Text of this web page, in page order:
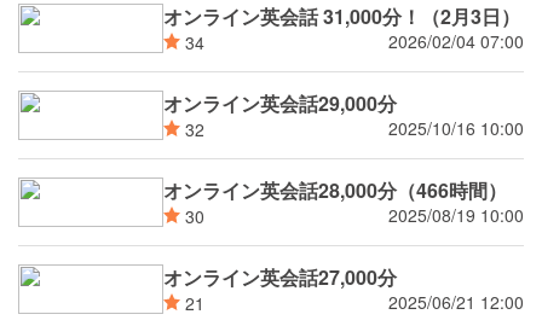
オンライン英会話 31,000分！（2月3日）
34 2026/02/04 07:00
オンライン英会話29,000分
32 2025/10/16 10:00
オンライン英会話28,000分（466時間）
30 2025/08/19 10:00
オンライン英会話27,000分
21 2025/06/21 12:00